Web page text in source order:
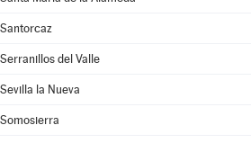
Santorcaz
Serranillos del Valle
Sevilla la Nueva
Somosierra